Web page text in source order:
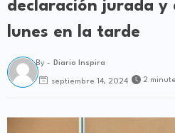
declaración jurada y
lunes en la tarde
By - Diario Inspira
septiembre 14, 2024 2